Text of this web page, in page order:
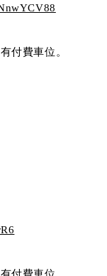
付費車位。